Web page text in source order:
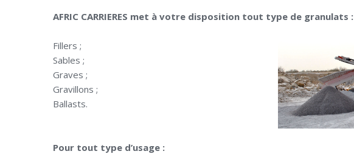
AFRIC CARRIERES met à votre disposition tout type de granulats :
Fillers ;
Sables ;
Graves ;
Gravillons ;
Ballasts.
Pour tout type d’usage :